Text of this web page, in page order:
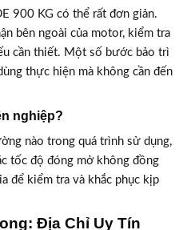
900 KG có thể rất đơn giản.
bên ngoài của motor, kiểm tra
cần thiết. Một số bước bảo trì
thực hiện mà không cần đến
nghiệp?
nào trong quá trình sử dụng,
tốc độ đóng mở không đồng
để kiểm tra và khắc phục kịp
Địa Chỉ Uy Tín